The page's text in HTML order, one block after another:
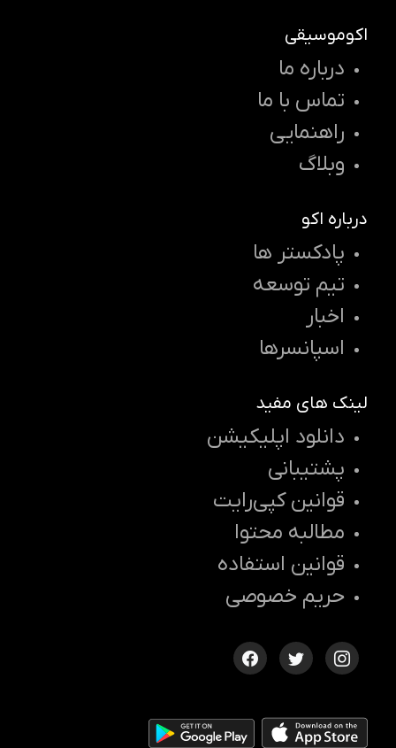
اکوموسیقی
درباره ما
تماس با ما
راهنمایی
وبلاگ
درباره اکو
پادکستر ها
تیم توسعه
اخبار
اسپانسرها
لینک های مفید
دانلود اپلیکیشن
پشتیبانی
قوانین کپی‌رایت
مطالبه محتوا
قوانین استفاده
حریم خصوصی